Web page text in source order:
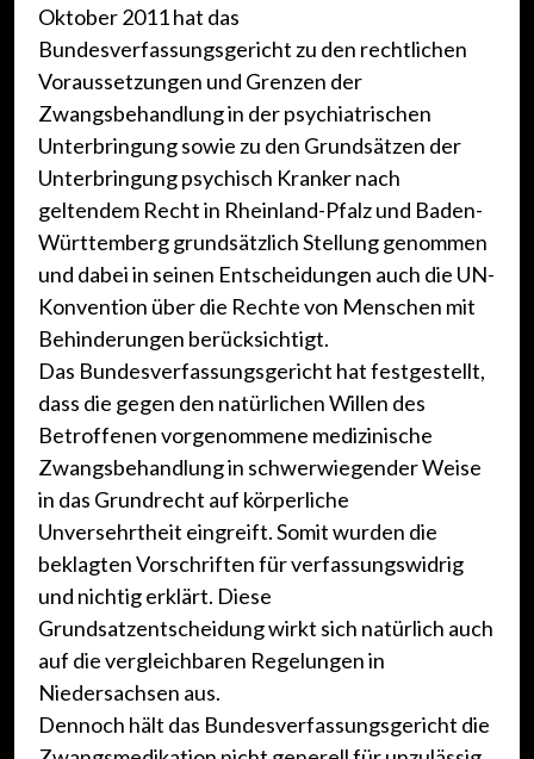
Oktober 2011 hat das
Bundesverfassungsgericht zu den rechtlichen
Voraussetzungen und Grenzen der
Zwangsbehandlung in der psychiatrischen
Unterbringung sowie zu den Grundsätzen der
Unterbringung psychisch Kranker nach
geltendem Recht in Rheinland-Pfalz und Baden-
Württemberg grundsätzlich Stellung genommen
und dabei in seinen Entscheidungen auch die UN-
Konvention über die Rechte von Menschen mit
Behinderungen berücksichtigt.
Das Bundesverfassungsgericht hat festgestellt,
dass die gegen den natürlichen Willen des
Betroffenen vorgenommene medizinische
Zwangsbehandlung in schwerwiegender Weise
in das Grundrecht auf körperliche
Unversehrtheit eingreift. Somit wurden die
beklagten Vorschriften für verfassungswidrig
und nichtig erklärt. Diese
Grundsatzentscheidung wirkt sich natürlich auch
auf die vergleichbaren Regelungen in
Niedersachsen aus.
Dennoch hält das Bundesverfassungsgericht die